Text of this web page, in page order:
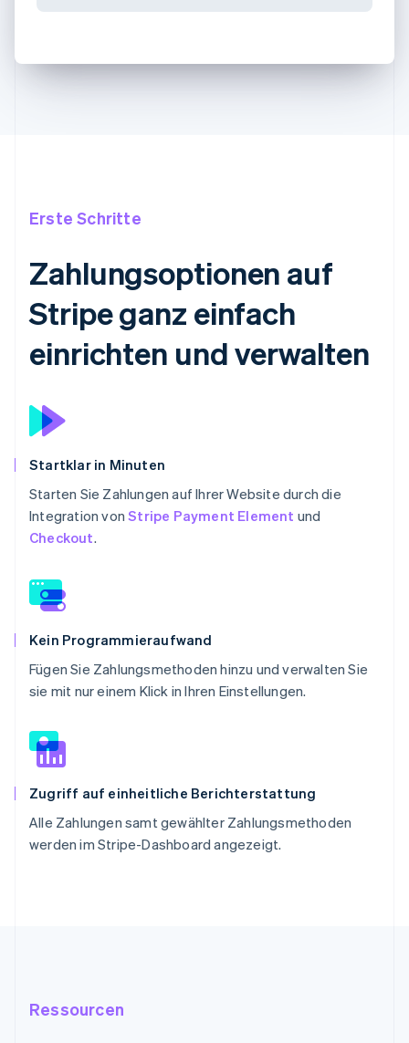
Erste Schritte
Zahlungsoptionen auf
Stripe ganz einfach
einrichten und verwalten
Startklar in Minuten
Starten Sie Zahlungen auf Ihrer Website durch die
Integration vonStripe Payment Element und
Checkout.
Kein Programmieraufwand
Fügen Sie Zahlungsmethoden hinzu und verwalten Sie
sie mit nur einem Klick in Ihren Einstellungen.
Zugriff auf einheitliche Berichterstattung
Alle Zahlungen samt gewählter Zahlungsmethoden
werden im Stripe-Dashboard angezeigt.
Ressourcen